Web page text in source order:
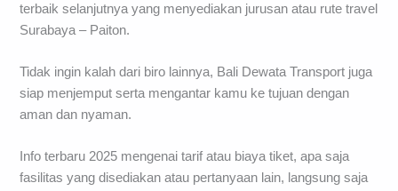
terbaik selanjutnya yang menyediakan jurusan atau rute travel
Surabaya – Paiton.
Tidak ingin kalah dari biro lainnya, Bali Dewata Transport juga
siap menjemput serta mengantar kamu ke tujuan dengan
aman dan nyaman.
Info terbaru 2025 mengenai tarif atau biaya tiket, apa saja
fasilitas yang disediakan atau pertanyaan lain, langsung saja